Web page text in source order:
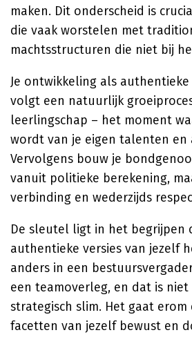
maken. Dit onderscheid is
die vaak worstelen met
machtsstructuren die niet bij
Je ontwikkeling als
volgt een natuurlijk
leerlingschap – het moment
wordt van je eigen talenten en
Vervolgens bouw je
vanuit politieke berekening,
verbinding en wederzijds
De sleutel ligt in het begrijpen
authentieke versies van jezelf
anders in een
een teamoverleg, en dat is
strategisch slim. Het gaat
facetten van jezelf bewust en